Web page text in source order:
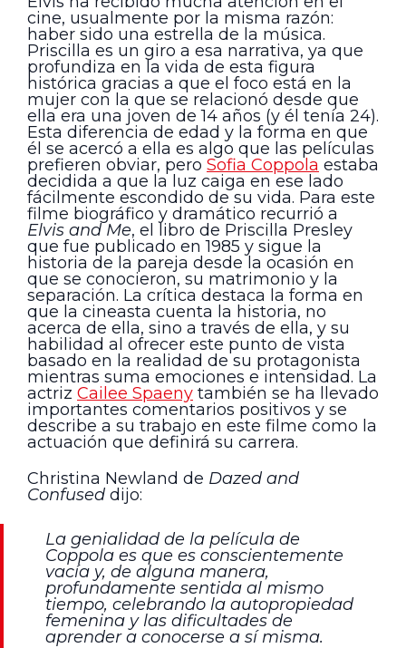
cine, usualmente por la misma razón:
haber sido una estrella de la música.
Priscilla es un giro a esa narrativa, ya que
profundiza en la vida de esta figura
histórica gracias a que el foco está en la
mujer con la que se relacionó desde que
ella era una joven de 14 años (y él tenía 24).
Esta diferencia de edad y la forma en que
él se acercó a ella es algo que las películas
prefieren obviar, pero Sofia Coppola estaba
decidida a que la luz caiga en ese lado
fácilmente escondido de su vida. Para este
filme biográfico y dramático recurrió a
Elvis and Me, el libro de Priscilla Presley
que fue publicado en 1985 y sigue la
historia de la pareja desde la ocasión en
que se conocieron, su matrimonio y la
separación. La crítica destaca la forma en
que la cineasta cuenta la historia, no
acerca de ella, sino a través de ella, y su
habilidad al ofrecer este punto de vista
basado en la realidad de su protagonista
mientras suma emociones e intensidad. La
actriz Cailee Spaeny también se ha llevado
importantes comentarios positivos y se
describe a su trabajo en este filme como la
actuación que definirá su carrera.
Christina Newland de Dazed and
Confused dijo:
La genialidad de la película de
Coppola es que es conscientemente
vacía y, de alguna manera,
profundamente sentida al mismo
tiempo, celebrando la autopropiedad
femenina y las dificultades de
aprender a conocerse a sí misma.